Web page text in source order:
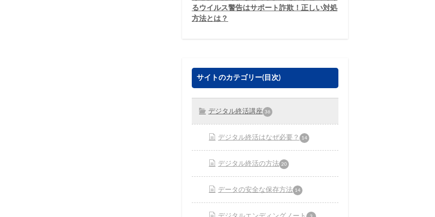
るウイルス警告はサポート詐欺！正しい対処
方法とは？
サイトのカテゴリー(目次)
デジタル終活講座 36
デジタル終活はなぜ必要？ 14
デジタル終活の方法 20
データの安全な保存方法 14